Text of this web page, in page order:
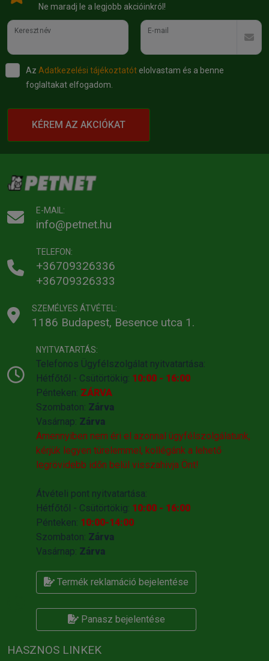
Ne maradj le a legjobb akcióinkról!
Keresztnév E-mail
Az Adatkezelési tájékoztatót elolvastam és a benne
foglaltakat elfogadom.
KÉREM AZ AKCIÓKAT
E-MAIL:
info@petnet.hu
TELEFON:
+36709326336
+36709326333
SZEMÉLYES ÁTVÉTEL:
1186 Budapest, Besence utca 1.
NYITVATARTÁS:
Telefonos Ügyfélszolgálat nyitvatartása:
Hétfőtől - Csütörtökig: 10:00 - 16:00
Pénteken: ZÁRVA
Szombaton: Zárva
Vasárnap: Zárva
Amennyiben nem éri el azonnal ügyfélszolgálatunk,
kérjük legyen türelemmel, kollégánk a lehető
legrövidebb időn belül visszahivja Önt!
Átvételi pont nyitvatartása:
Hétfőtől - Csütörtökig: 10:00 - 16:00
Pénteken: 10:00-14:00
Szombaton: Zárva
Vasárnap: Zárva
Termék reklamáció bejelentése
Panasz bejelentése
HASZNOS LINKEK